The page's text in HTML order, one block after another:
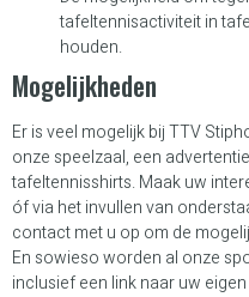
tafeltennisactiviteit in
houden.
Mogelijkheden
Er is veel mogelijk bij TTV
onze speelzaal, een
tafeltennisshirts. Maak uw
óf via het invullen van
contact met u op om de
En sowieso worden al onze
inclusief een link naar uw